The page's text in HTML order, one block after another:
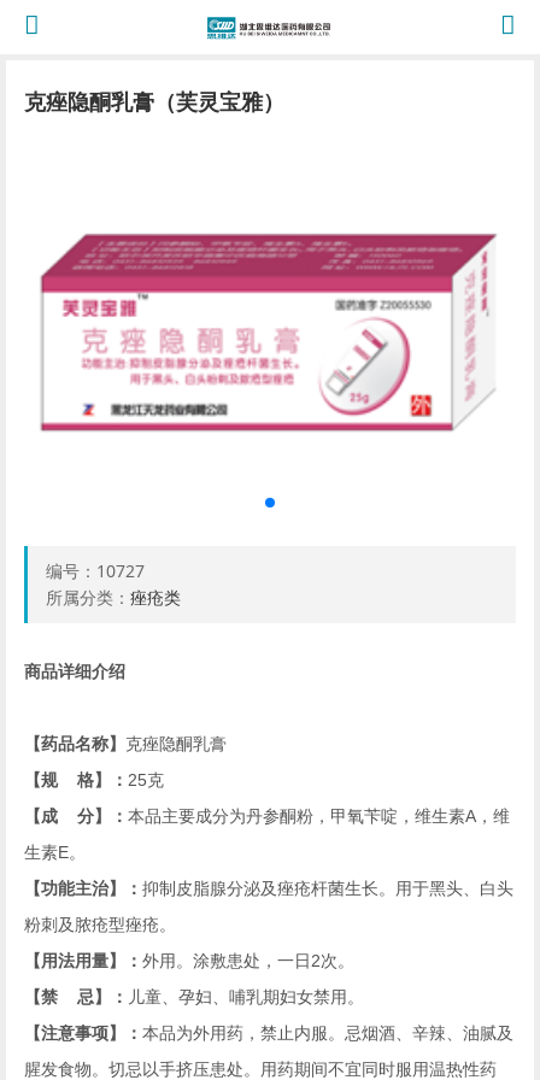
克痤隐酮乳膏（芙灵宝雅）
编号： 10727
所属分类： 痤疮类
商品详细介绍
【药品名称】 克痤隐酮乳膏
【规
格】： 25克
【成
分】： 本品主要成分为丹参酮粉，甲氧苄啶，维生素A ，维
生素E。
【功能主治】： 抑制皮脂腺分泌及痤疮杆菌生长。用于黑头、白头
粉刺及脓疮型痤疮。
【用法用量】： 外用。涂敷患处，一日2次。
【禁
忌】： 儿童、孕妇、哺乳期妇女禁用。
【注意事项】： 本品为外用药，禁止内服。忌烟酒、辛辣、油腻及
腥发食物。切忌以手挤压患处。用药期间不宜同时服用温热性药